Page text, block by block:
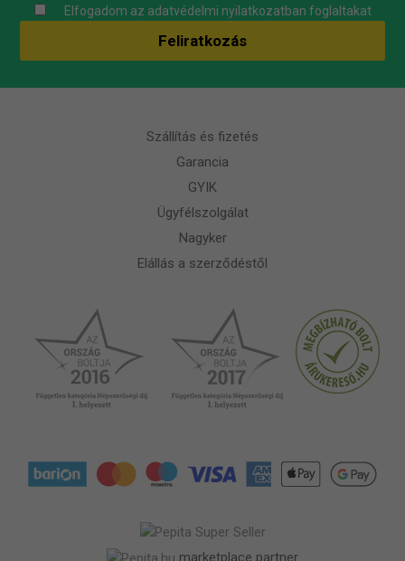
Elfogadom az adatvédelmi nyilatkozatban foglaltakat
Szállítás és fizetés
Garancia
GYIK
Ügyfélszolgálat
Nagyker
Elállás a szerződéstől
marketplace partner